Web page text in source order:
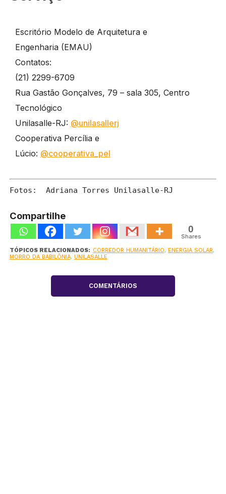
Escritório Modelo de Arquitetura e
Engenharia (EMAU)
Contatos:
(21) 2299-6709
Rua Gastão Gonçalves, 79 – sala 305, Centro
Tecnológico
Unilasalle-RJ: @unilasallerj
Cooperativa Percília e
Lúcio: @cooperativa_pel
Fotos:  Adriana Torres Unilasalle-RJ
Compartilhe
0
Shares
TÓPICOS RELACIONADOS: CORREDOR HUMANITÁRIO, ENERGIA SOLAR,
MORRO DA BABILÔNIA, UNILASALLE
COMENTÁRIOS